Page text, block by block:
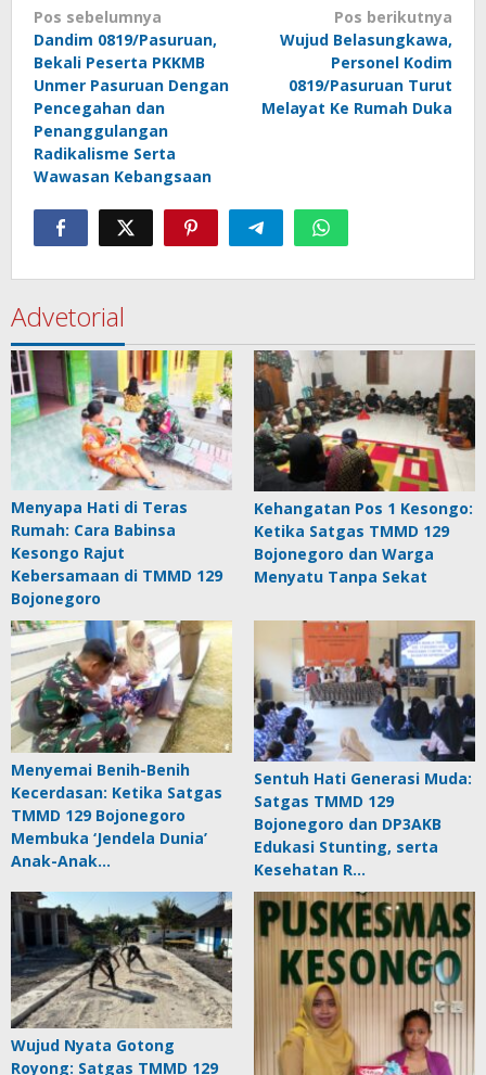
Navigasi
pos
Pos sebelumnya
Dandim 0819/Pasuruan,
Bekali Peserta PKKMB
Unmer Pasuruan Dengan
Pencegahan dan
Penanggulangan
Radikalisme Serta
Wawasan Kebangsaan
Pos berikutnya
Wujud Belasungkawa,
Personel Kodim
0819/Pasuruan Turut
Melayat Ke Rumah Duka
Advetorial
Menyapa Hati di Teras
Rumah: Cara Babinsa
Kesongo Rajut
Kebersamaan di TMMD 129
Bojonegoro
Kehangatan Pos 1 Kesongo:
Ketika Satgas TMMD 129
Bojonegoro dan Warga
Menyatu Tanpa Sekat
Menyemai Benih-Benih
Kecerdasan: Ketika Satgas
TMMD 129 Bojonegoro
Membuka ‘Jendela Dunia’
Anak-Anak…
Sentuh Hati Generasi Muda:
Satgas TMMD 129
Bojonegoro dan DP3AKB
Edukasi Stunting, serta
Kesehatan R…
Wujud Nyata Gotong
Royong: Satgas TMMD 129